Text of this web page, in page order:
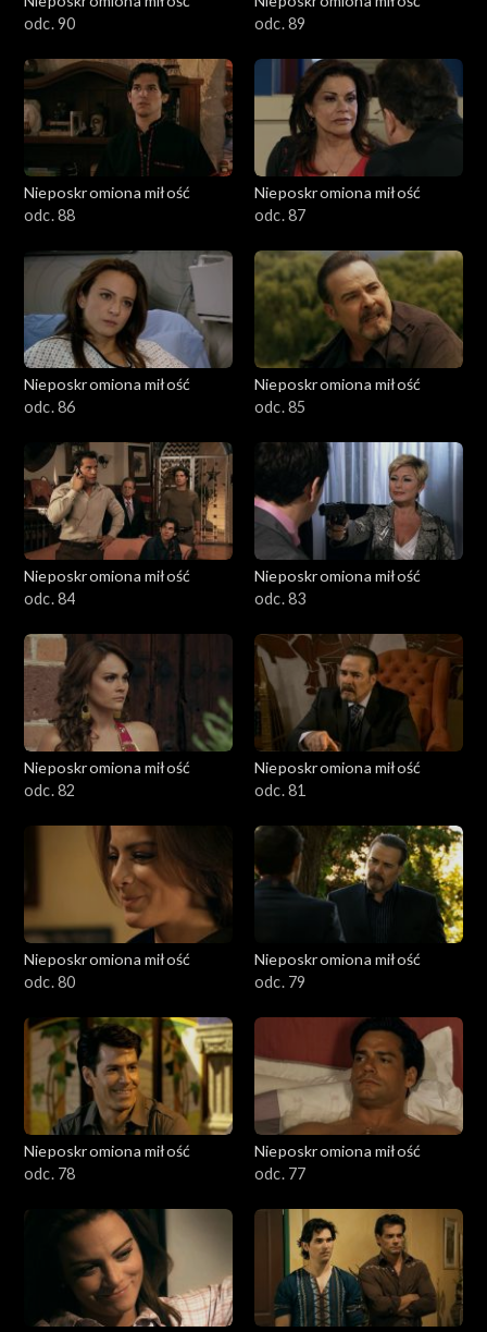
odc. 90
odc. 89
Nieposkromiona miłość
odc. 88
Nieposkromiona miłość
odc. 87
Nieposkromiona miłość
odc. 86
Nieposkromiona miłość
odc. 85
Nieposkromiona miłość
odc. 84
Nieposkromiona miłość
odc. 83
Nieposkromiona miłość
odc. 82
Nieposkromiona miłość
odc. 81
Nieposkromiona miłość
odc. 80
Nieposkromiona miłość
odc. 79
Nieposkromiona miłość
odc. 78
Nieposkromiona miłość
odc. 77